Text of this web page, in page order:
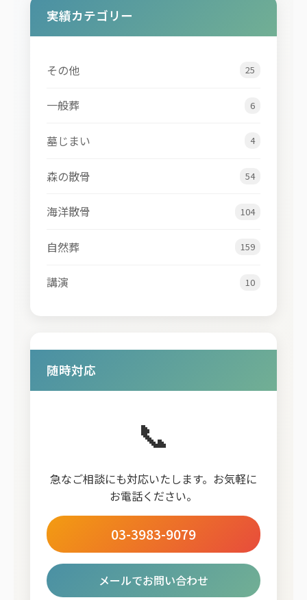
実績カテゴリー
その他 25
一般葬 6
墓じまい 4
森の散骨 54
海洋散骨 104
自然葬 159
講演 10
随時対応
📞
急なご相談にも対応いたします。お気軽に
お電話ください。
03-3983-9079
メールでお問い合わせ